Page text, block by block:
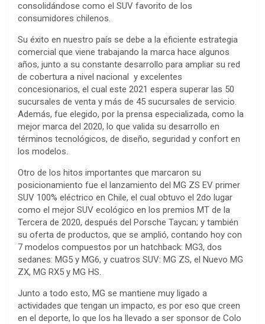
consolidándose como el SUV favorito de los
consumidores chilenos.
Su éxito en nuestro país se debe a la eficiente estrategia
comercial que viene trabajando la marca hace algunos
años, junto a su constante desarrollo para ampliar su red
de cobertura a nivel nacional y excelentes
concesionarios, el cual este 2021 espera superar las 50
sucursales de venta y más de 45 sucursales de servicio.
Además, fue elegido, por la prensa especializada, como la
mejor marca del 2020, lo que valida su desarrollo en
términos tecnológicos, de diseño, seguridad y confort en
los modelos.
Otro de los hitos importantes que marcaron su
posicionamiento fue el lanzamiento del MG ZS EV primer
SUV 100% eléctrico en Chile, el cual obtuvo el 2do lugar
como el mejor SUV ecológico en los premios MT de la
Tercera de 2020, después del Porsche Taycan; y también
su oferta de productos, que se amplió, contando hoy con
7 modelos compuestos por un hatchback: MG3, dos
sedanes: MG5 y MG6, y cuatros SUV: MG ZS, el Nuevo MG
ZX, MG RX5 y MG HS.
Junto a todo esto, MG se mantiene muy ligado a
actividades que tengan un impacto, es por eso que creen
en el deporte, lo que los ha llevado a ser sponsor de Colo